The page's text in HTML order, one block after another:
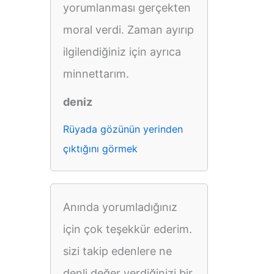
yorumlanması gerçekten
moral verdi. Zaman ayırıp
ilgilendiğiniz için ayrıca
minnettarım.
deniz
Rüyada gözünün yerinden
çıktığını görmek
Anında yorumladığınız
için çok teşekkür ederim.
sizi takip edenlere ne